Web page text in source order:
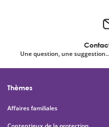
Une question, une
Thèmes
Affaires familiales